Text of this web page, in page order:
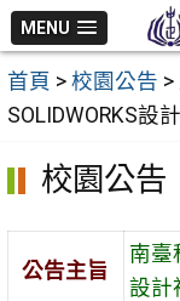
跳
至
主
要
MENU
首頁 > 校園公告 >
SOLIDWORKS設
校園公告
公告主旨
南臺
設計